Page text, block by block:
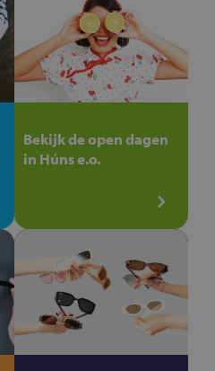
Bekijk de open dagen
in Húns e.o.